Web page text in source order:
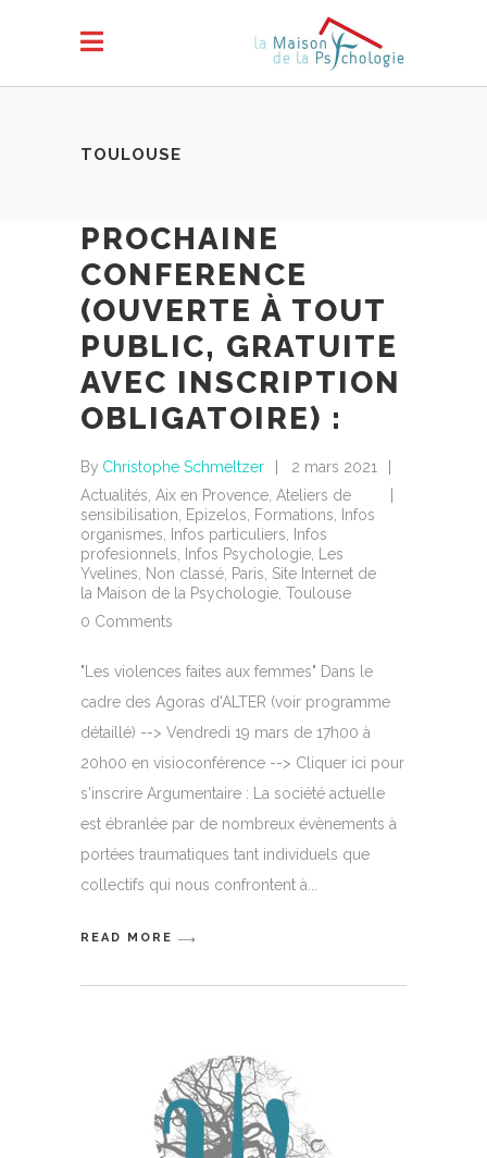
TOULOUSE
PROCHAINE
CONFERENCE
(OUVERTE À TOUT
PUBLIC, GRATUITE
AVEC INSCRIPTION
OBLIGATOIRE) :
By Christophe Schmeltzer
2 mars 2021
Actualités Aix en Provence Ateliers de
sensibilisation
Epizelos Formations
Infos
organismes
Infos particuliers
Infos
profesionnels
Infos Psychologie
Les
Yvelines
Non classé Paris Site Internet de
la Maison de la Psychologie Toulouse
0 Comments
"Les violences faites aux femmes" Dans le
cadre des Agoras d'ALTER (voir programme
détaillé) --> Vendredi 19 mars de 17h00 à
20h00 en visioconférence --> Cliquer ici pour
s'inscrire Argumentaire : La société actuelle
est ébranlée par de nombreux évènements à
portées traumatiques tant individuels que
collectifs qui nous confrontent à
READ MORE